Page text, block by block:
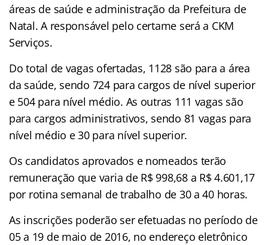
áreas de saúde e administração da Prefeitura de
Natal. A responsável pelo certame será a CKM
Serviços.
Do total de vagas ofertadas, 1128 são para a área
da saúde, sendo 724 para cargos de nível superior
e 504 para nível médio. As outras 111 vagas são
para cargos administrativos, sendo 81 vagas para
nível médio e 30 para nível superior.
Os candidatos aprovados e nomeados terão
remuneração que varia de R$ 998,68 a R$ 4.601,17
por rotina semanal de trabalho de 30 a 40 horas.
As inscrições poderão ser efetuadas no período de
05 a 19 de maio de 2016, no endereço eletrônico